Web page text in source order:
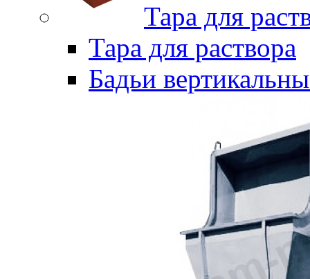
Тара для
Тара для раствора
Бадьи